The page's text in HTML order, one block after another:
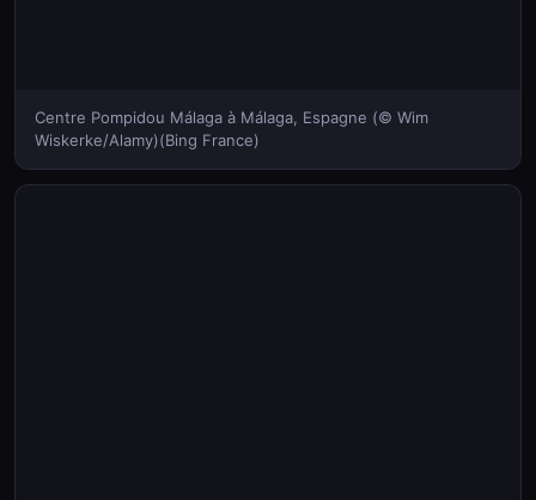
Centre Pompidou Málaga à Málaga, Espagne (© Wim
Wiskerke/Alamy)(Bing France)